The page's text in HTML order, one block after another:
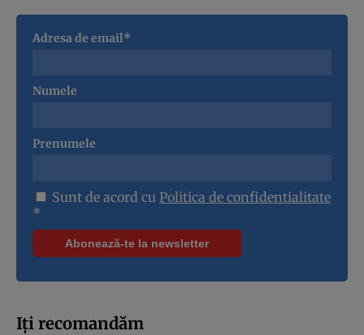
Adresa de email*
Numele
Prenumele
Sunt de acord cu Politica de confidentialitate
*
Iți recomandăm